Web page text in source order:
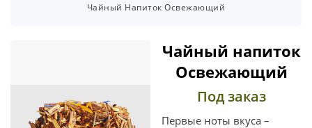
Чайный Напиток Освежающий
Чайный напиток
Освежающий
Под заказ
Первые ноты вкуса –